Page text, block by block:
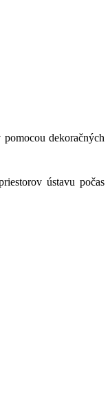
dekoračných
ústavu počas